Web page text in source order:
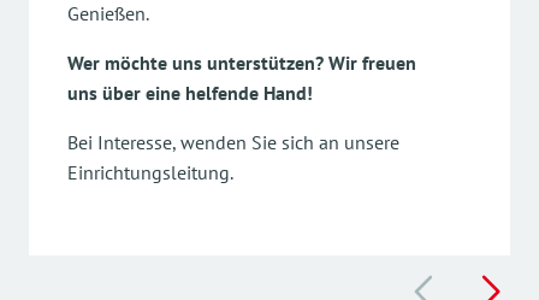
Genießen.
Wer möchte uns unterstützen? Wir freuen
uns über eine helfende Hand!
Bei Interesse, wenden Sie sich an unsere
Einrichtungsleitung.